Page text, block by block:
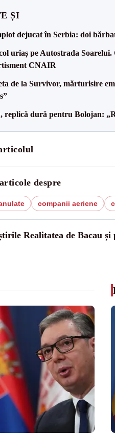
ȘI
dejucat în Serbia: doi
uriaș pe Autostrada Soarelui.
CNAIR
de la Survivor, mărturisire
replică dură pentru Bolojan:
despre
companii aeriene
Realitatea de Bacau și